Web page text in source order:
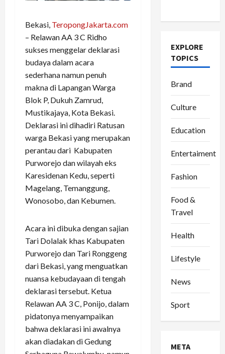
Bekasi, TeropongJakarta.com
– Relawan AA 3 C Ridho
sukses menggelar deklarasi
budaya dalam acara
sederhana namun penuh
makna di Lapangan Warga
Blok P, Dukuh Zamrud,
Mustikajaya, Kota Bekasi.
Deklarasi ini dihadiri Ratusan
warga Bekasi yang merupakan
perantau dari Kabupaten
Purworejo dan wilayah eks
Karesidenan Kedu, seperti
Magelang, Temanggung,
Wonosobo, dan Kebumen.
Acara ini dibuka dengan sajian
Tari Dolalak khas Kabupaten
Purworejo dan Tari Ronggeng
dari Bekasi, yang menguatkan
nuansa kebudayaan di tengah
deklarasi tersebut. Ketua
Relawan AA 3 C, Ponijo, dalam
pidatonya menyampaikan
bahwa deklarasi ini awalnya
akan diadakan di Gedung
EXPLORE
TOPICS
Brand
Culture
Education
Entertaiment
Fashion
Food &
Travel
Health
Lifestyle
News
Sport
META